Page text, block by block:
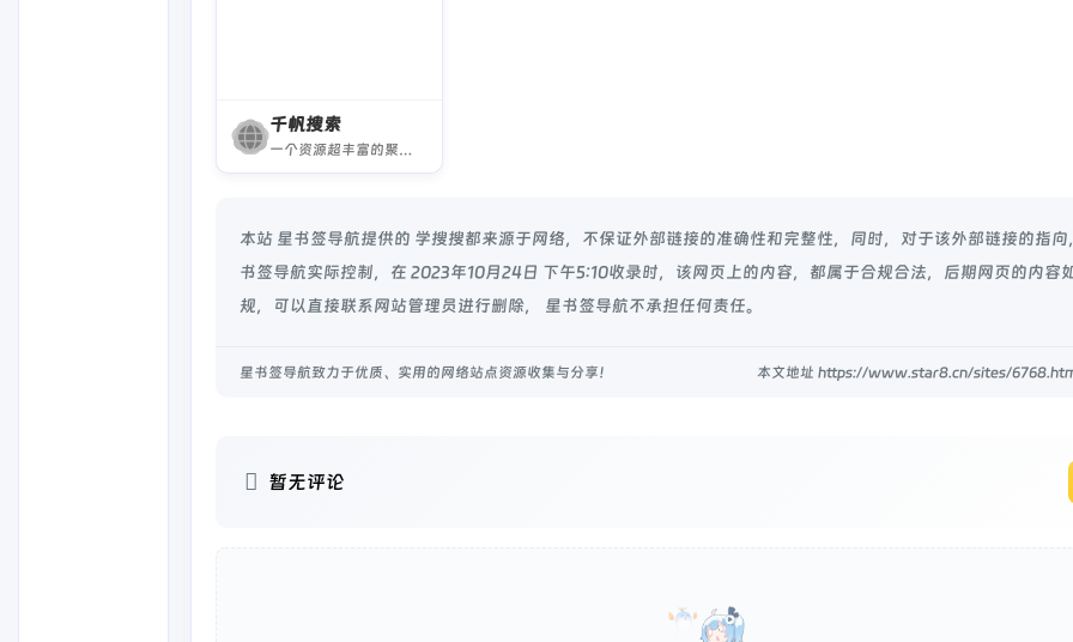
千帆搜索
一个资源超丰富的聚合网盘资源搜索网站。
本站 星书签导航提供的 学搜搜都来源于网络，不保证外部链接的准确性和完整性，同时，对于该外部链接的指向
书签导航实际控制，在 2023年10月24日 下午5:10收录时，该网页上的内容，都属于合规合法，后期网页的内容
规，可以直接联系网站管理员进行删除， 星书签导航不承担任何责任。
星书签导航致力于优质、实用的网络站点资源收集与分享！ 本文地址 https://www.star8.cn/sites/
暂无评论